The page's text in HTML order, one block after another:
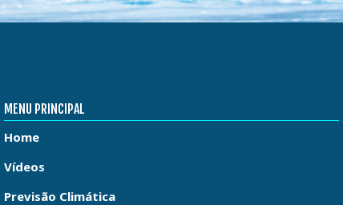
MENU PRINCIPAL
Home
Vídeos
Previsão Climática